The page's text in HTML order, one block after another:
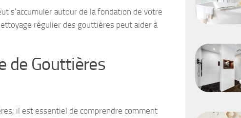
s’accumuler autour de la fondation de votre
régulier des gouttières peut aider à
de Gouttières
il est essentiel de comprendre comment